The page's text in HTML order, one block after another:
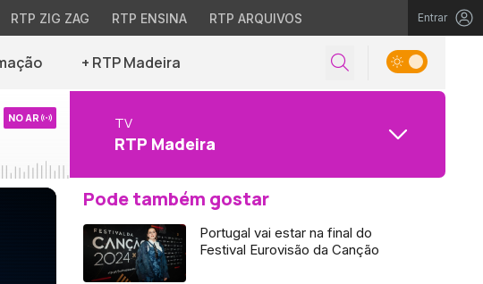
RTP ZIG ZAG RTP ENSINA RTP ARQUIVOS Entrar
+ RTP Madeira
NO AR TV
RTP Madeira
Pode também gostar
Portugal vai estar na final do
Festival Eurovisão da Canção